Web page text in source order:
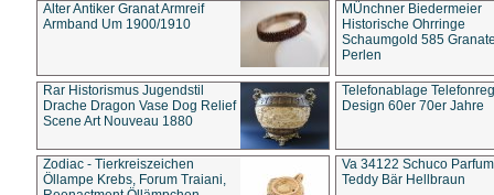
Alter Antiker Granat Armreif
Armband Um 1900/1910
MÜnchner Biedermeier
Historische Ohrringe
Schaumgold 585
Perlen
Rar Historismus Jugendstil
Drache Dragon Vase Dog Relief
Scene Art Nouveau 1880
Telefonablage
Design 60er 70er Jahre
Zodiac - Tierkreiszeichen
Öllampe Krebs, Forum Traiani,
Va 34122 Schuco
Teddy Bär Hellbraun